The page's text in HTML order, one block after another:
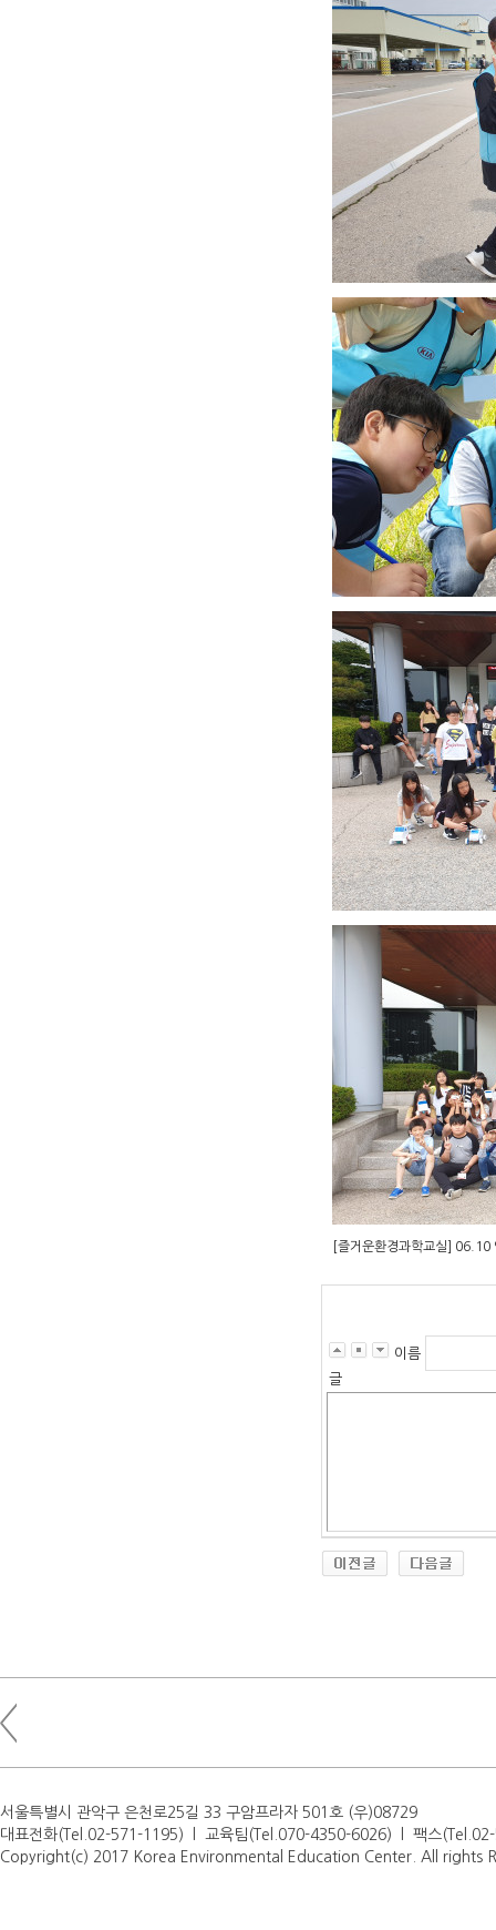
[즐거운환경과학교실] 06.10
이름
글
서울특별시 관악구 은천로25길 33 구암프라자 501호 (우)08729
대표전화(Tel.02-571-1195) l 교육팀(Tel.070-4350-6026) l 팩스
Copyright(c) 2017 Korea Environmental Education Center. All rights